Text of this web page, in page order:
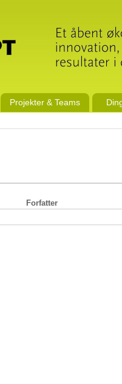
Projekter & Teams
Forfatter